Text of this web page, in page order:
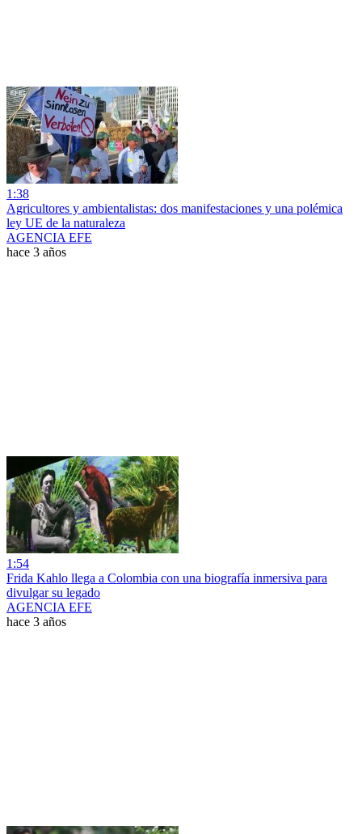
1:38
Agricultores y ambientalistas: dos manifestaciones y una polémica
ley UE de la naturaleza
AGENCIA EFE
hace 3 años
1:54
Frida Kahlo llega a Colombia con una biografía inmersiva para
divulgar su legado
AGENCIA EFE
hace 3 años